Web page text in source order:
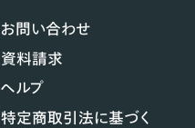
お問い合わせ
資料請求
ヘルプ
特定商取引法に基づく